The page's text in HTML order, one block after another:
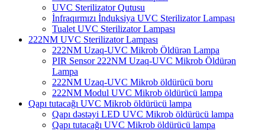
UVC Sterilizator Qutusu
İnfraqırmızı İnduksiya UVC Sterilizator Lampası
Tualet UVC Sterilizator Lampası
222NM UVC Sterilizator Lampası
222NM Uzaq-UVC Mikrob Öldürən Lampa
PIR Sensor 222NM Uzaq-UVC Mikrob Öldürən
Lampa
222NM Uzaq-UVC Mikrob öldürücü boru
222NM Modul UVC Mikrob öldürücü lampa
Qapı tutacağı UVC Mikrob öldürücü lampa
Qapı dəstəyi LED UVC Mikrob öldürücü lampa
Qapı tutacağı UVC Mikrob öldürücü lampa